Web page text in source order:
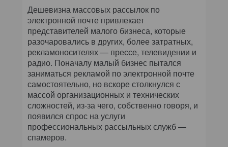
Дешевизна массовых рассылок по
электронной почте привлекает
представителей малого бизнеса, которые
разочаровались в других, более затратных,
рекламоносителях — прессе, телевидении и
радио. Поначалу малый бизнес пытался
заниматься рекламой по электронной почте
самостоятельно, но вскоре столкнулся с
массой организационных и технических
сложностей, из-за чего, собственно говоря, и
появился спрос на услуги
профессиональных рассыльных служб —
спамеров.